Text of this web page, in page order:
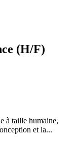
(H/F)
à taille humaine,
et la...